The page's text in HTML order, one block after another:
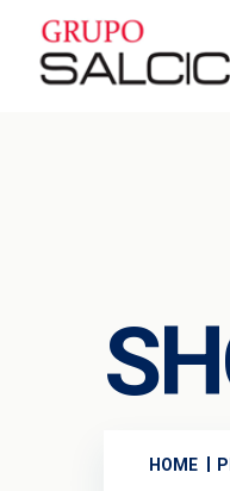
HOME